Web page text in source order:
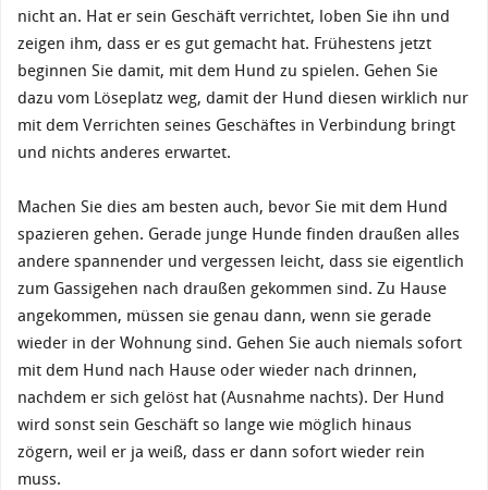
nicht an. Hat er sein Geschäft verrichtet, loben Sie ihn und
zeigen ihm, dass er es gut gemacht hat. Frühestens jetzt
beginnen Sie damit, mit dem Hund zu spielen. Gehen Sie
dazu vom Löseplatz weg, damit der Hund diesen wirklich nur
mit dem Verrichten seines Geschäftes in Verbindung bringt
und nichts anderes erwartet.
Machen Sie dies am besten auch, bevor Sie mit dem Hund
spazieren gehen. Gerade junge Hunde finden draußen alles
andere spannender und vergessen leicht, dass sie eigentlich
zum Gassigehen nach draußen gekommen sind. Zu Hause
angekommen, müssen sie genau dann, wenn sie gerade
wieder in der Wohnung sind. Gehen Sie auch niemals sofort
mit dem Hund nach Hause oder wieder nach drinnen,
nachdem er sich gelöst hat (Ausnahme nachts). Der Hund
wird sonst sein Geschäft so lange wie möglich hinaus
zögern, weil er ja weiß, dass er dann sofort wieder rein
muss.